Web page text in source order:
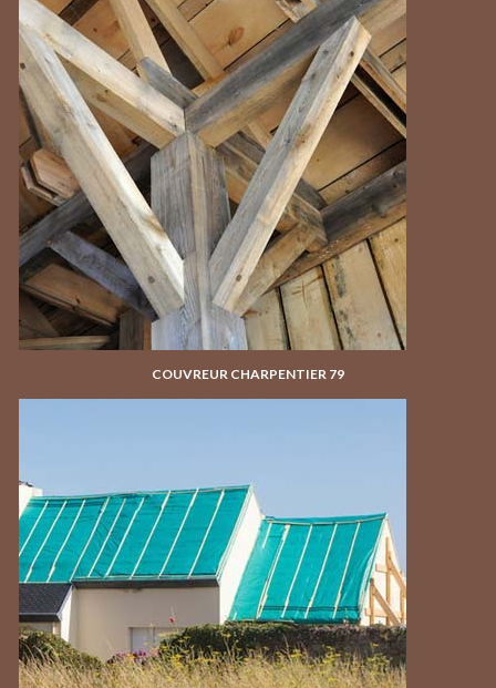
COUVREUR CHARPENTIER 79